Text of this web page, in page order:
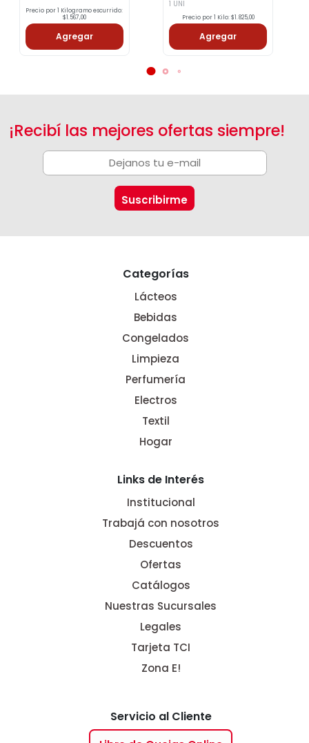
Precio por 1 Kilogramo escurrido:
$1.567,00
Agregar
1 UNI
Precio por 1 Kilo: $1.825,00
Agregar
¡Recibí las mejores ofertas siempre!
Categorías
Lácteos
Bebidas
Congelados
Limpieza
Perfumería
Electros
Textil
Hogar
Links de Interés
Institucional
Trabajá con nosotros
Descuentos
Ofertas
Catálogos
Nuestras Sucursales
Legales
Tarjeta TCI
Zona E!
Servicio al Cliente